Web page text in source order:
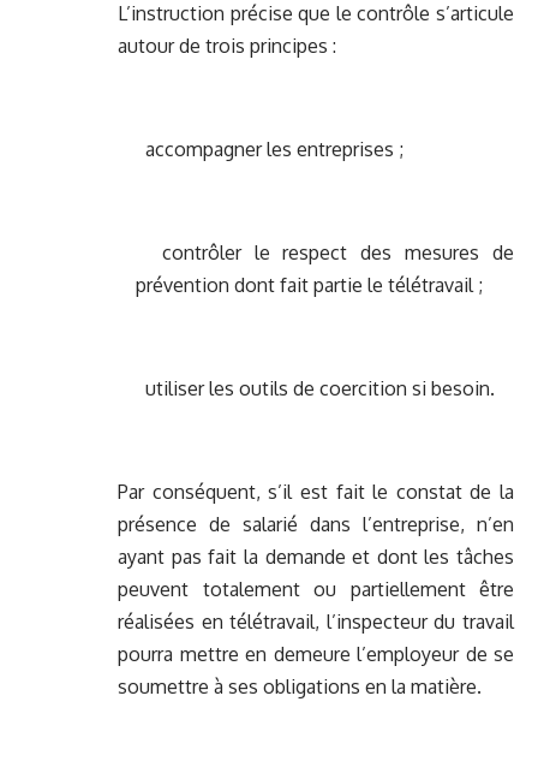
L’instruction précise que le contrôle s’articule
autour de trois principes :
accompagner les entreprises ;
contrôler le respect des mesures de
prévention dont fait partie le télétravail ;
utiliser les outils de coercition si besoin.
Par conséquent, s’il est fait le constat de la
présence de salarié dans l’entreprise, n’en
ayant pas fait la demande et dont les tâches
peuvent totalement ou partiellement être
réalisées en télétravail, l’inspecteur du travail
pourra mettre en demeure l’employeur de se
soumettre à ses obligations en la matière.